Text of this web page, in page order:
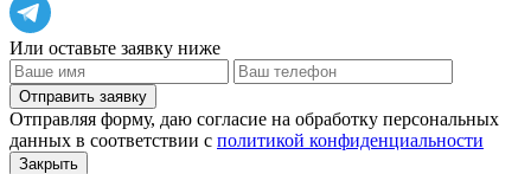
Или оставьте заявку ниже
Отправить заявку
Отправляя форму, даю согласие на обработку персональных
данных в соответствии с политикой конфиденциальности
Закрыть